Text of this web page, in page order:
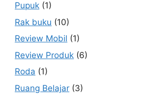
Pupuk (1)
Rak buku (10)
Review Mobil (1)
Review Produk (6)
Roda (1)
Ruang Belajar (3)